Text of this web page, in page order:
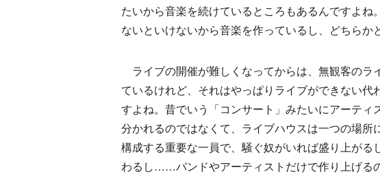
たいから音楽を続けているところもあるんですよ
ないといけないから音楽を作っているし、どちらか
ライブの開催が難しくなってからは、無観客のラ
ているけれど、それはやっぱりライブができない
すよね。昔でいう「コンサート」みたいにアーティ
分かれるのではなくて、ライブハウスは一つの場
構成する重要な一員で、騒ぐ奴がいれば盛り上が
わるし……バンドやアーティストだけで作り上げる